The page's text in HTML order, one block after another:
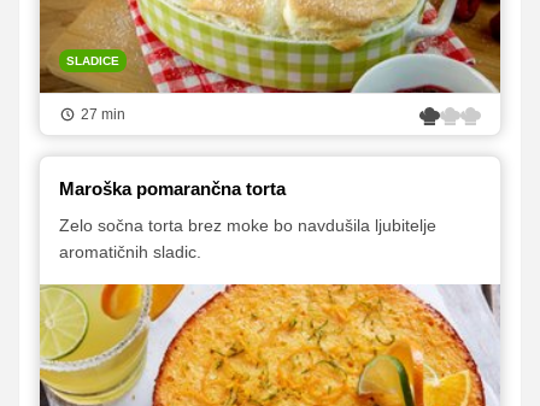
SLADICE
27 min
Maroška pomarančna torta
Zelo sočna torta brez moke bo navdušila ljubitelje
aromatičnih sladic.